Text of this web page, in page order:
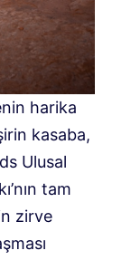
harika
kasaba,
Ulusal
tam
zirve